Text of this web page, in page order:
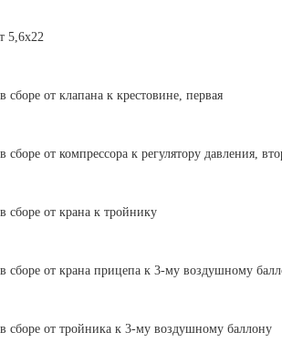
5,6х22
сборе от клапана к крестовине, первая
сборе от компрессора к регулятору давления,
сборе от крана к тройнику
сборе от крана прицепа к 3-му воздушному
сборе от тройника к 3-му воздушному баллону